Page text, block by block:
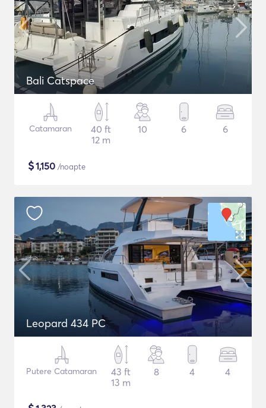
Bali Catspace
Catamaran
40 ft
12 m
10 6 6
$1,150 /noapte
Leopard 434 PC
Putere Catamaran
43 ft
13 m
8 4 4